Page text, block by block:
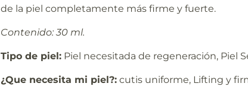
de la piel completamente más firme y fuerte.
Contenido: 30 ml.
Tipo de piel: Piel necesitada de regeneración, Piel
¿Que necesita mi piel?: cutis uniforme, Lifting y